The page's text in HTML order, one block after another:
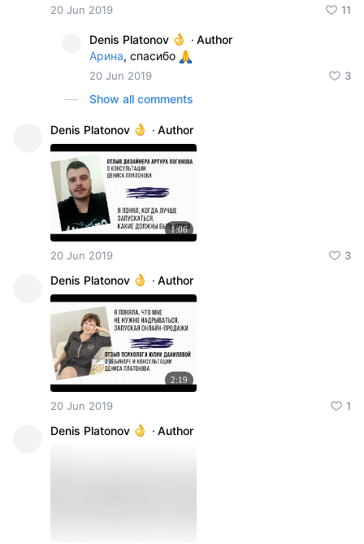
20 Jun 2019 11
Denis Platonov · Author
Арина, спасибо
20 Jun 2019 3
Show all comments
Denis Platonov · Author
1:06
20 Jun 2019 3
Denis Platonov · Author
2:19
20 Jun 2019 1
Denis Platonov · Author